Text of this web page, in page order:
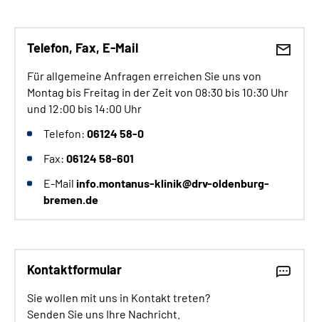
Telefon, Fax, E-Mail
Für allgemeine Anfragen erreichen Sie uns von
Montag bis Freitag in der Zeit von 08:30 bis 10:30 Uhr
und 12:00 bis 14:00 Uhr
Telefon: 06124 58-0
Fax: 06124 58-601
E-Mail info.montanus-klinik@drv-oldenburg-
bremen.de
Kontaktformular
Sie wollen mit uns in Kontakt treten?
Senden Sie uns Ihre Nachricht.